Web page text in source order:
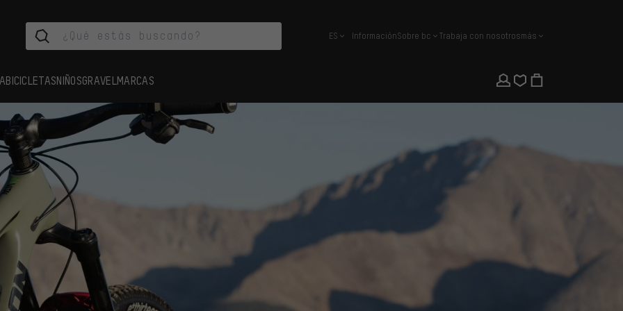
español
ES InformaciónSobre bc Trabaja con nosotrosmás
BICICLETASNIÑOSGRAVEL MARCAS